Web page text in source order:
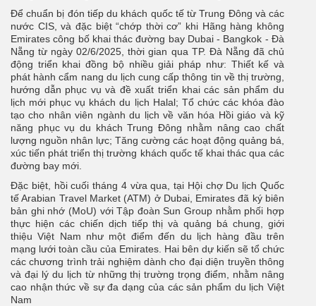
Để chuẩn bị đón tiếp du khách quốc tế từ Trung Đông và các
nước CIS, và đặc biệt “chớp thời cơ” khi Hãng hàng không
Emirates công bố khai thác đường bay Dubai - Bangkok - Đà
Nẵng từ ngày 02/6/2025, thời gian qua TP. Đà Nẵng đã chủ
động triển khai đồng bộ nhiều giải pháp như: Thiết kế và
phát hành cẩm nang du lịch cung cấp thông tin về thị trường,
hướng dẫn phục vụ và đề xuất triển khai các sản phẩm du
lịch mới phục vụ khách du lịch Halal; Tổ chức các khóa đào
tạo cho nhân viên ngành du lịch về văn hóa Hồi giáo và kỹ
năng phục vụ du khách Trung Đông nhằm nâng cao chất
lượng nguồn nhân lực; Tăng cường các hoạt động quảng bá,
xúc tiến phát triển thị trường khách quốc tế khai thác qua các
đường bay mới.
Đặc biệt, hồi cuối tháng 4 vừa qua, tại Hội chợ Du lịch Quốc
tế Arabian Travel Market (ATM) ở Dubai, Emirates đã ký biên
bản ghi nhớ (MoU) với Tập đoàn Sun Group nhằm phối hợp
thực hiện các chiến dịch tiếp thị và quảng bá chung, giới
thiệu Việt Nam như một điểm đến du lịch hàng đầu trên
mạng lưới toàn cầu của Emirates. Hai bên dự kiến sẽ tổ chức
các chương trình trải nghiệm dành cho đại diện truyền thông
và đại lý du lịch từ những thị trường trọng điểm, nhằm nâng
cao nhận thức về sự đa dạng của các sản phẩm du lịch Việt
Nam